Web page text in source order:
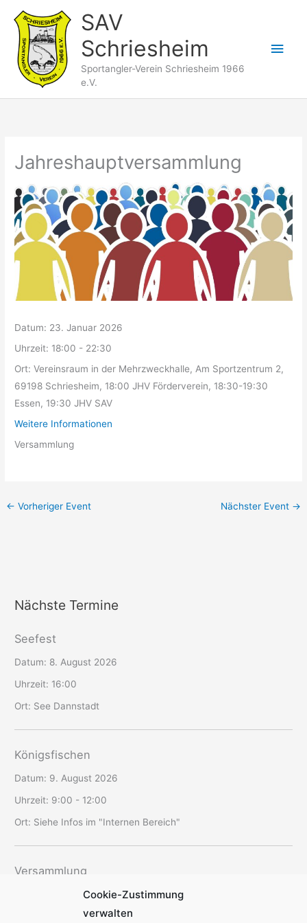
Cookie-Zustimmung
verwalten
Inhalt
springen
SAV
Schriesheim
Sportangler-Verein Schriesheim 1966
e.V.
Jahreshauptversammlung
Datum: 23. Januar 2026
Uhrzeit: 18:00 - 22:30
Ort:Vereinsraum in der Mehrzweckhalle, Am Sportzentrum 2,
69198 Schriesheim, 18:00 JHV Förderverein, 18:30-19:30
Essen, 19:30 JHV SAV
Weitere Informationen
Versammlung
← Vorheriger Event Nächster Event →
Nächste Termine
Seefest
Datum: 8. August 2026
Uhrzeit: 16:00
Ort: See Dannstadt
Königsfischen
Datum: 9. August 2026
Uhrzeit: 9:00 - 12:00
Ort: Siehe Infos im "Internen Bereich"
Versammlung
12. August 2026
19:30 - 22:00